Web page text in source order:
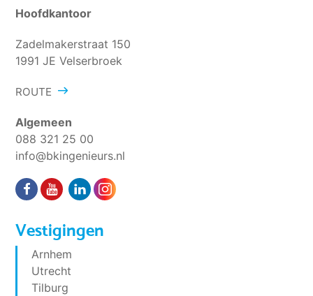
Hoofdkantoor
Zadelmakerstraat 150
1991 JE Velserbroek
ROUTE
Algemeen
088 321 25 00
info@bkingenieurs.nl
Vestigingen
Arnhem
Utrecht
Tilburg